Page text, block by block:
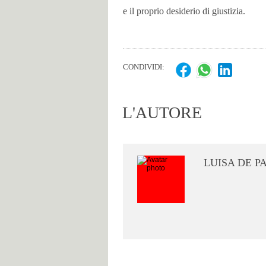
e il proprio desiderio di giustizia.
CONDIVIDI:
L'AUTORE
LUISA DE